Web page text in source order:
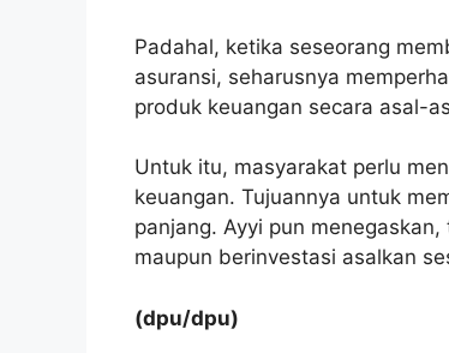
Padahal, ketika seseorang
asuransi, seharusnya
produk keuangan secara asal-
Untuk itu, masyarakat perlu
keuangan. Tujuannya untuk
panjang. Ayyi pun
maupun berinvestasi asalkan
(dpu/dpu)